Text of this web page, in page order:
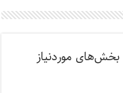
بخش‌های موردنیاز